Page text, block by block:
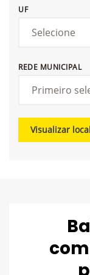
UF
REDE MUNICIPAL
Visualizar